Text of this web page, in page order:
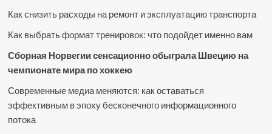
Как снизить расходы на ремонт и эксплуатацию транспорта
Как выбрать формат тренировок: что подойдет именно вам
Сборная Норвегии сенсационно обыграла Швецию на
чемпионате мира по хоккею
Современные медиа меняются: как оставаться
эффективным в эпоху бесконечного информационного
потока